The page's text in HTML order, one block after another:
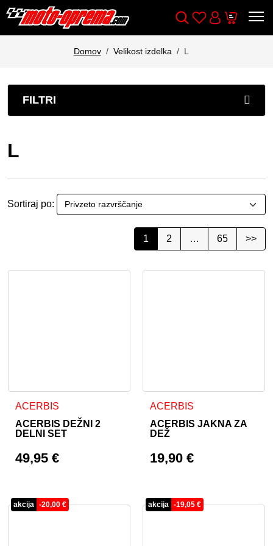
Wishlist
Cart
Domov Velikost izdelka L
FILTRI
L
Sortiraj po:
1 2 … 65 >>
ACERBIS
ACERBIS DEŽNI 2
DELNI SET
49,95€
Ta izdelek ima več različic. Možnosti lahko izberete na
ACERBIS
ACERBIS JAKNA ZA
DEŽ
19,90 €
Ta izdelek ima več različic.
akcija -20,00€ akcija -19,05 €